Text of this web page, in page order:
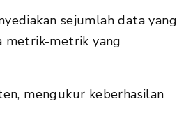
sejumlah data yang
metrik-metrik yang
mengukur keberhasilan